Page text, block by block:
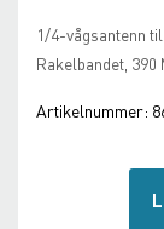
1/4-vågsantenn
Rakelbandet, 390
Artikelnummer:
gallery